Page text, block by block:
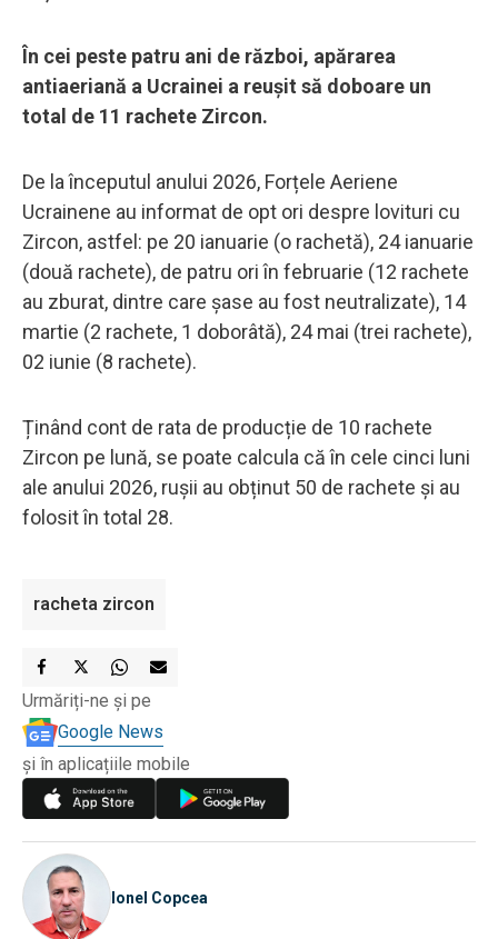
În cei peste patru ani de război, apărarea
antiaeriană a Ucrainei a reușit să doboare un
total de 11 rachete Zircon.
De la începutul anului 2026, Forțele Aeriene
Ucrainene au informat de opt ori despre lovituri cu
Zircon, astfel: pe 20 ianuarie (o rachetă), 24 ianuarie
(două rachete), de patru ori în februarie (12 rachete
au zburat, dintre care șase au fost neutralizate), 14
martie (2 rachete, 1 doborâtă), 24 mai (trei rachete),
02 iunie (8 rachete).
Ținând cont de rata de producție de 10 rachete
Zircon pe lună, se poate calcula că în cele cinci luni
ale anului 2026, rușii au obținut 50 de rachete și au
folosit în total 28.
racheta zircon
Urmăriți-ne și pe
Google News
și în aplicațiile mobile
Ionel Copcea